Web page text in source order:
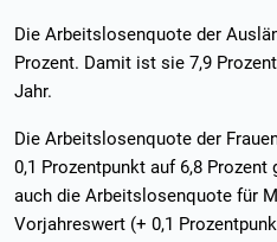
Die Arbeitslosenquote der
Prozent. Damit ist sie 7,9
Jahr.
Die Arbeitslosenquote der
0,1 Prozentpunkt auf 6,8
auch die Arbeitslosenquote für
Vorjahreswert (+ 0,1